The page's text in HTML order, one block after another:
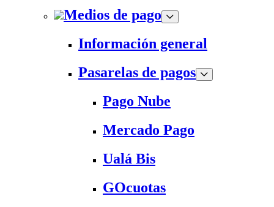
Medios de pago
Información general
Pasarelas de pagos
Pago Nube
Mercado Pago
Ualá Bis
GOcuotas